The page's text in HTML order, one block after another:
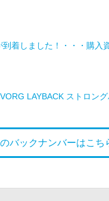
着しました！・・・購入
LAYBACK ストロン
バックナンバーはこち